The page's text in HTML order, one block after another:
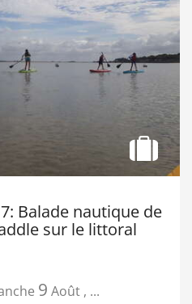
Balade nautique de
sur le littoral
9 Août , ...